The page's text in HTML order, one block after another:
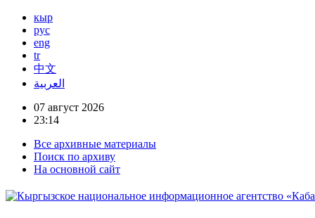
кыр
рус
eng
tr
中文
العربية
07 август 2026
23:14
Все архивные материалы
Поиск по архиву
На основной сайт